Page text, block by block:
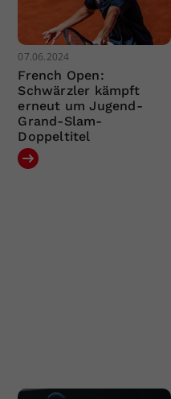
07.06.2024
French Open:
Schwärzler kämpft
erneut um Jugend-
Grand-Slam-
Doppeltitel